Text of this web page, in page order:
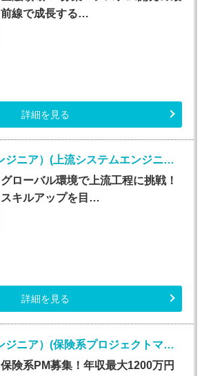
前線で成長する…
詳細を見る
SE（システムエンジニア）(上流システムエンジニア/随時入社/正社員)
グローバル環境で上流工程に挑戦！
スキルアップを目…
詳細を見る
SE（システムエンジニア）(保険系プロジェクトマネージャー/随時入社/正社員)
保険系PM募集！年収最大1200万円